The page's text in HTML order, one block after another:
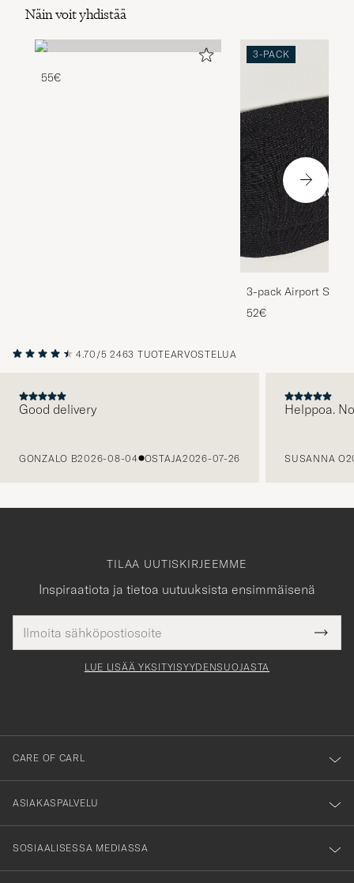
Näin voit yhdistää
55€
3-PACK
3-pack Airport
Melange
52€
4.70/5 2463 TUOTEARVOSTELUA
Good delivery
GONZALO B2026-08-04 OSTAJA2026-07-26
Helppoa.
SUSANNA O
TILAA UUTISKIRJEEMME
Inspiraatiota ja tietoa uutuuksista ensimmäisenä
tieto
Tack
för
dig
till
vårt
nyhetsbrev!
LUE LISÄÄ YKSITYISYYDENSUOJASTA
CARE OF CARL
ASIAKASPALVELU
SOSIAALISESSA MEDIASSA